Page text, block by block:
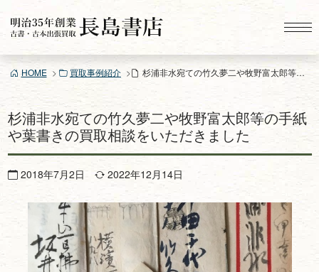
ン
ツ
ス
キ
HOME 買取事例紹介 杉浦非水宛ての竹久夢二や牧野富太郎等の手紙や葉書きの買取相談をいただきました
杉浦非水宛ての竹久夢二や牧野富太郎等の手紙
や葉書きの買取相談をいただきました
2018年7月2日 2022年12月14日